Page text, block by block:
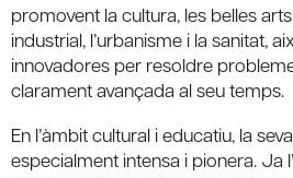
promovent la cultura, les belles
industrial, l’urbanisme i la sanitat,
innovadores per resoldre
clarament avançada al seu temps.
En l’àmbit cultural i educatiu, la
especialment intensa i pionera. Ja